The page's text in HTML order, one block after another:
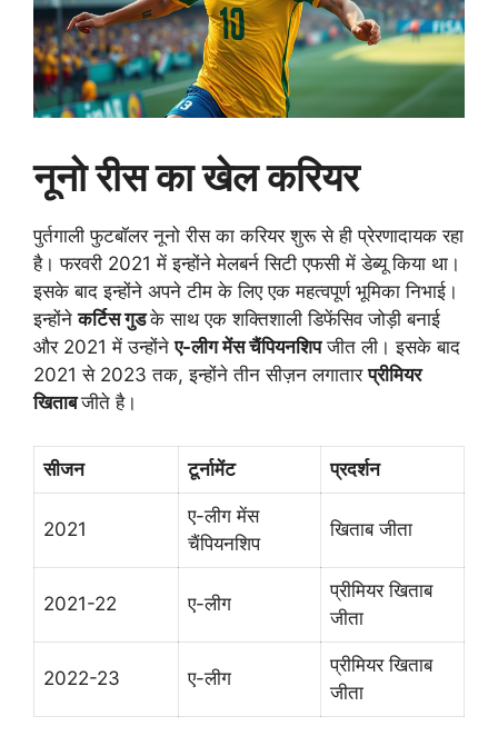
नूनो रीस का खेल करियर
पुर्तगाली फुटबॉलर नूनो रीसका करियर शुरू से ही प्रेरणादायक रहा
है। फरवरी 2021 में इन्होंनेमेलबर्न सिटी एफसी में डेब्यू किया था।
इसके बाद इन्होंने अपने टीम के लिए एक महत्वपूर्ण भूमिका निभाई।
इन्होंनेकर्टिस गुडके साथ एक शक्तिशाली डिफेंसिव जोड़ी बनाई
और 2021 में उन्होंनेए-लीग मेंस चैंपियनशिपजीत ली। इसके बाद
2021 से 2023 तक, इन्होंने तीन सीज़न लगातारप्रीमियर
खिताबजीते है।
सीजन टूर्नामेंट प्रदर्शन
2021
ए-लीग मेंस
चैंपियनशिप
खिताब जीता
2021-22 ए-लीग
प्रीमियर खिताब
जीता
2022-23 ए-लीग
प्रीमियर खिताब
जीता